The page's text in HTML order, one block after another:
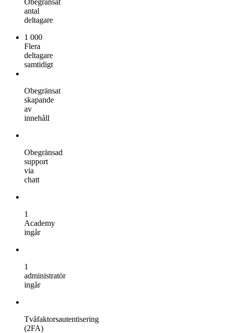
antal
deltagare
1 000
Flera
deltagare
samtidigt
Obegränsat
skapande
av
innehåll
Obegränsad
support
via
chatt
1
Academy
ingår
1
administratör
ingår
Tvåfaktorsautentisering
(2FA)